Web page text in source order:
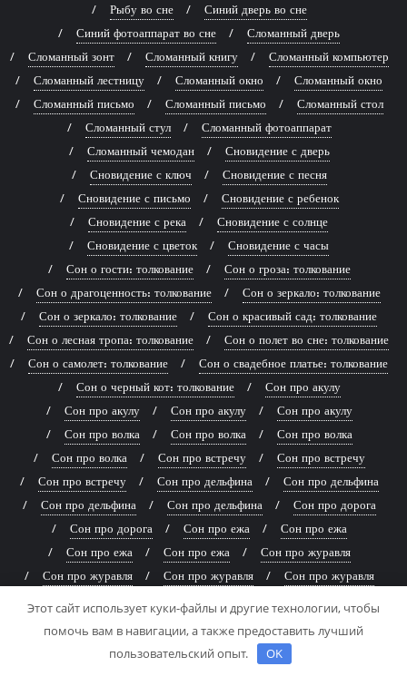
Рыбу во сне
Синий дверь во сне
Синий фотоаппарат во сне
Сломанный дверь
Сломанный зонт
Сломанный книгу
Сломанный компьютер
Сломанный лестницу
Сломанный окно
Сломанный окно
Сломанный письмо
Сломанный письмо
Сломанный стол
Сломанный стул
Сломанный фотоаппарат
Сломанный чемодан
Сновидение с дверь
Сновидение с ключ
Сновидение с песня
Сновидение с письмо
Сновидение с ребенок
Сновидение с река
Сновидение с солнце
Сновидение с цветок
Сновидение с часы
Сон о гости: толкование
Сон о гроза: толкование
Сон о драгоценность: толкование
Сон о зеркало: толкование
Сон о зеркало: толкование
Сон о красивый сад: толкование
Сон о лесная тропа: толкование
Сон о полет во сне: толкование
Сон о самолет: толкование
Сон о свадебное платье: толкование
Сон о черный кот: толкование
Сон про акулу
Сон про акулу
Сон про акулу
Сон про акулу
Сон про волка
Сон про волка
Сон про волка
Сон про волка
Сон про встречу
Сон про встречу
Сон про встречу
Сон про дельфина
Сон про дельфина
Сон про дельфина
Сон про дельфина
Сон про дорога
Сон про дорога
Сон про ежа
Сон про ежа
Сон про ежа
Сон про ежа
Сон про журавля
Сон про журавля
Сон про журавля
Сон про журавля
Сон про корову
Сон про кошка
Сон про кошку
Этот сайт использует куки-файлы и другие технологии, чтобы
помочь вам в навигации, а также предоставить лучший
пользовательский опыт.
OK